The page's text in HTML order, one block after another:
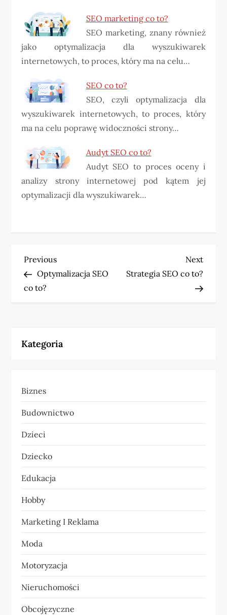
SEO marketing co to?
SEO marketing, znany również
jako optymalizacja dla wyszukiwarek
internetowych, to proces, który ma na celu…
SEO co to?
SEO, czyli optymalizacja dla
wyszukiwarek internetowych, to proces, który
ma na celu poprawę widoczności strony…
Audyt SEO co to?
Audyt SEO to proces oceny i
analizy strony internetowej pod kątem jej
optymalizacji dla wyszukiwarek…
N
a
g
c
j
a
w
p
i
s
u
Previous
Post
Previous
Optymalizacja SEO
co to?
Next
Post
Next
Strategia SEO co to?
Kategoria
Biznes
Budownictwo
Dzieci
Dziecko
Edukacja
Hobby
Marketing I Reklama
Moda
Motoryzacja
Nieruchomości
Obcojęzyczne